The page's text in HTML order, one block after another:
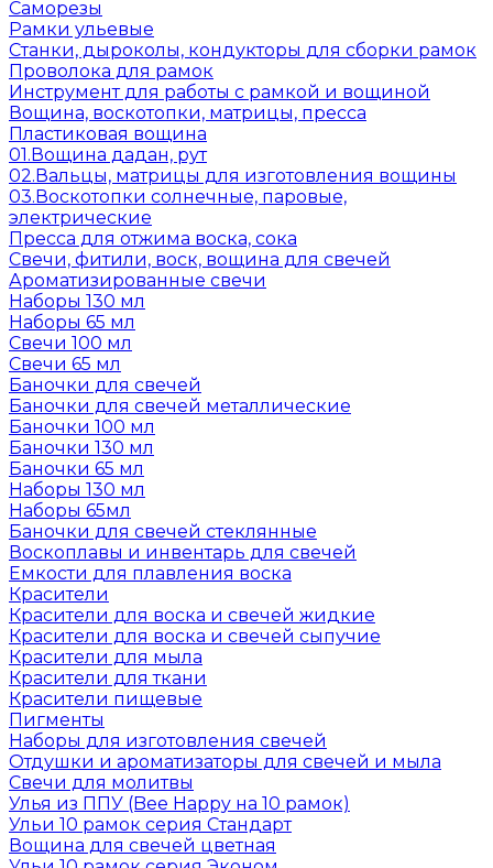
Саморезы
Рамки ульевые
Станки, дыроколы, кондукторы для сборки рамок
Проволока для рамок
Инструмент для работы с рамкой и вощиной
Вощина, воскотопки, матрицы, пресса
Пластиковая вощина
01.Вощина дадан, рут
02.Вальцы, матрицы для изготовления вощины
03.Воскотопки солнечные, паровые,
электрические
Пресса для отжима воска, сока
Свечи, фитили, воск, вощина для свечей
Ароматизированные свечи
Наборы 130 мл
Наборы 65 мл
Свечи 100 мл
Свечи 65 мл
Баночки для свечей
Баночки для свечей металлические
Баночки 100 мл
Баночки 130 мл
Баночки 65 мл
Наборы 130 мл
Наборы 65мл
Баночки для свечей стеклянные
Воскоплавы и инвентарь для свечей
Емкости для плавления воска
Красители
Красители для воска и свечей жидкие
Красители для воска и свечей сыпучие
Красители для мыла
Красители для ткани
Красители пищевые
Пигменты
Наборы для изготовления свечей
Отдушки и ароматизаторы для свечей и мыла
Свечи для молитвы
Улья из ППУ (Bee Happy на 10 рамок)
Ульи 10 рамок серия Стандарт
Вощина для свечей цветная